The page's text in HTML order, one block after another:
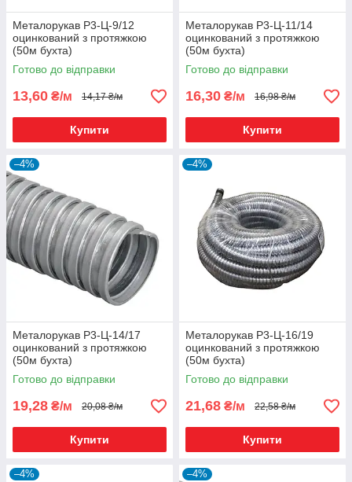
Металорукав Р3-Ц-9/12
оцинкований з протяжкою
(50м бухта)
Готово до відправки
13,60 ₴/м 14,17 ₴/м
Купити
Металорукав Р3-Ц-11/14
оцинкований з протяжкою
(50м бухта)
Готово до відправки
16,30 ₴/м 16,98 ₴/м
Купити
–4%
Металорукав Р3-Ц-14/17
оцинкований з протяжкою
(50м бухта)
Готово до відправки
19,28 ₴/м 20,08 ₴/м
Купити
–4%
Металорукав Р3-Ц-16/19
оцинкований з протяжкою
(50м бухта)
Готово до відправки
21,68 ₴/м 22,58 ₴/м
Купити
–4% –4%